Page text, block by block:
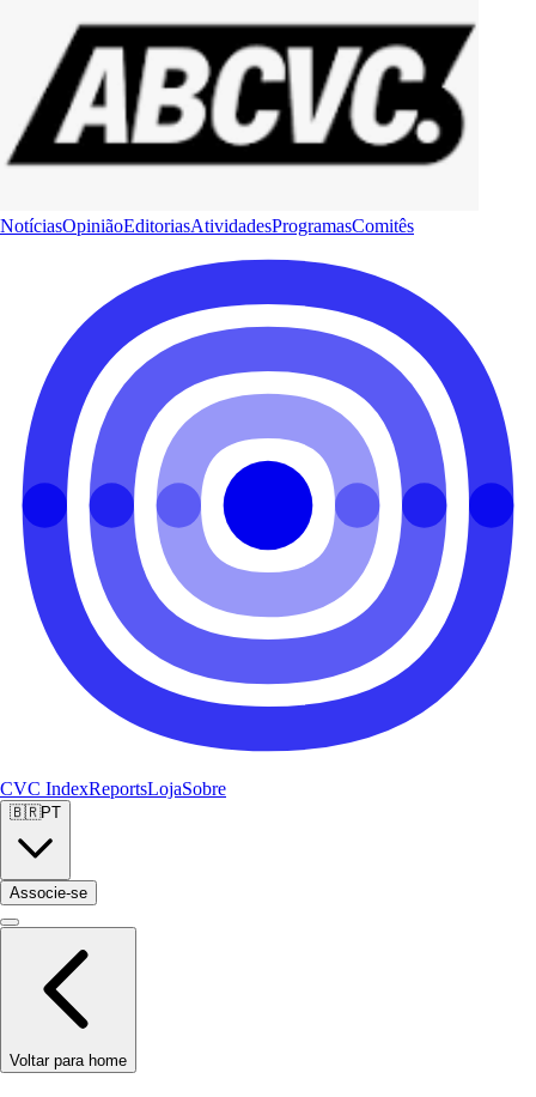
NotíciasOpiniãoEditoriasAtividadesProgramasComitês
CVC IndexReportsLojaSobre
🇧🇷PT
Associe-se
Voltar para home